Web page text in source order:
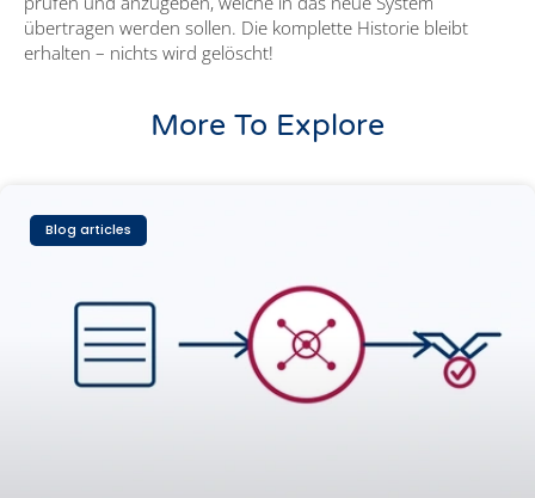
übertragen werden sollen. Die komplette Historie bleibt
erhalten – nichts wird gelöscht!
More To Explore
Blog articles